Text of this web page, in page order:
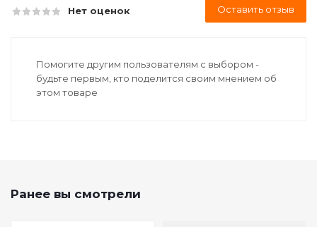
Нет оценок Оставить отзыв
Помогите другим пользователям с выбором -
будьте первым, кто поделится своим мнением об
этом товаре
Ранее вы смотрели